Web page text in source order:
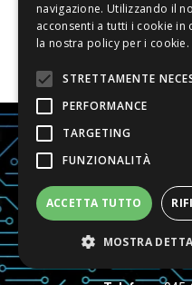
IMPIANTI
Viale Andrea
37138 Verona
navigazione. Utilizzando il
acconsenti a tutti i cookie in
la nostra policy per i cookie.
STRETTAMENTE
PERFORMANCE
TARGETING
FUNZIONALITÀ
ACCETTA TUTTO
MOSTRA